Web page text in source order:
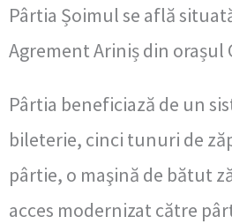
Pârtia Șoimul se află
Agrement Ariniș din orașul
Pârtia beneficiază de un
bileterie, cinci tunuri de
pârtie, o maşină de bătut
acces modernizat către